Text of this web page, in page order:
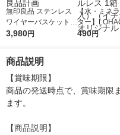
無印良品 ステンレス
ワイヤーバスケット4
約幅37×奥行26×高さ
3,980円
【水・ミネ
ター】
r（ロハコウ
490円
商品説明
【賞味期限】
商品の発送時点で、賞味期限
ます。
【商品説明】